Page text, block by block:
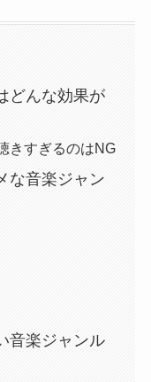
どんな効果が
きすぎるのはNG
な音楽ジャン
音楽ジャンル